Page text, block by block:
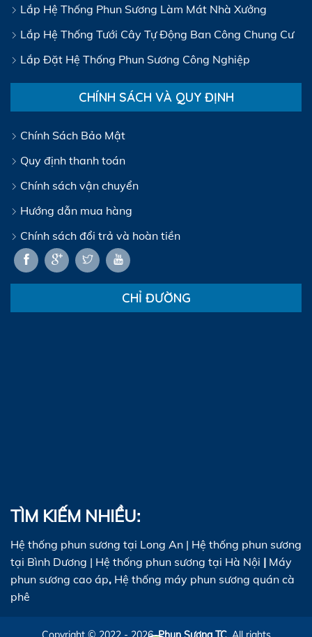
Lắp Hệ Thống Phun Sương Làm Mát Nhà Xưởng
Lắp Hệ Thống Tưới Cây Tự Động Ban Công Chung Cư
Lắp Đặt Hệ Thống Phun Sương Công Nghiệp
CHÍNH SÁCH VÀ QUY ĐỊNH
Chính Sách Bảo Mật
Quy định thanh toán
Chính sách vận chuyển
Hướng dẫn mua hàng
Chính sách đổi trả và hoàn tiền
CHỈ ĐƯỜNG
TÌM KIẾM NHIỀU:
Hệ thống phun sương tại Long An | Hệ thống phun sương
tại Bình Dương | Hệ thống phun sương tại Hà Nội | Máy
phun sương cao áp, Hệ thống máy phun sương quán cà
phê